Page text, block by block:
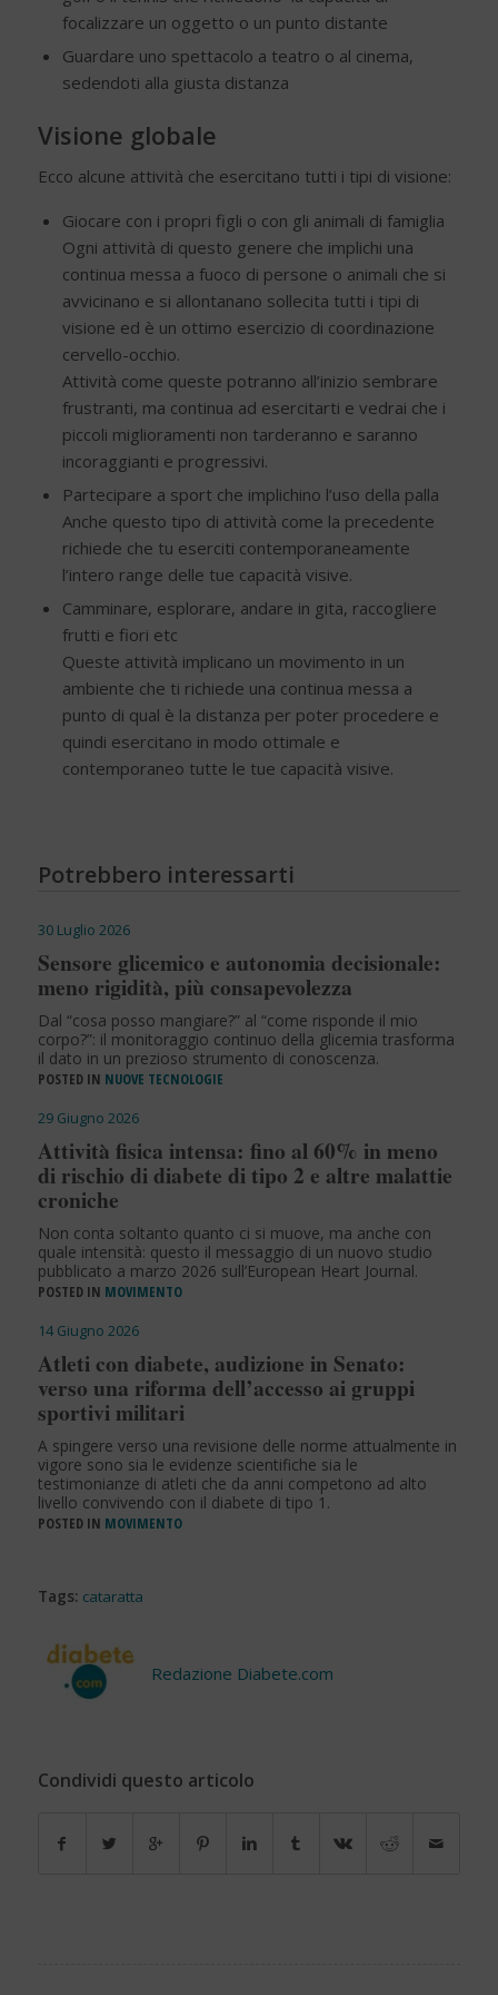
focalizzare un oggetto o un punto distante
Guardare uno spettacolo a teatro o al cinema,
sedendoti alla giusta distanza
Visione globale
Ecco alcune attività che esercitano tutti i tipi di visione:
Giocare con i propri figli o con gli animali di famiglia
Ogni attività di questo genere che implichi una
continua messa a fuoco di persone o animali che si
avvicinano e si allontanano sollecita tutti i tipi di
visione ed è un ottimo esercizio di coordinazione
cervello-occhio.
Attività come queste potranno all’inizio sembrare
frustranti, ma continua ad esercitarti e vedrai che i
piccoli miglioramenti non tarderanno e saranno
incoraggianti e progressivi.
Partecipare a sport che implichino l’uso della palla
Anche questo tipo di attività come la precedente
richiede che tu eserciti contemporaneamente
l’intero range delle tue capacità visive.
Camminare, esplorare, andare in gita, raccogliere
frutti e fiori etc
Queste attività implicano un movimento in un
ambiente che ti richiede una continua messa a
punto di qual è la distanza per poter procedere e
quindi esercitano in modo ottimale e
contemporaneo tutte le tue capacità visive.
Potrebbero interessarti
30 Luglio 2026
Sensore glicemico e autonomia decisionale:
meno rigidità, più consapevolezza
Dal “cosa posso mangiare?” al “come risponde il mio
corpo?”: il monitoraggio continuo della glicemia trasforma
il dato in un prezioso strumento di conoscenza.
POSTED IN NUOVE TECNOLOGIE
29 Giugno 2026
Attività fisica intensa: fino al 60% in meno
di rischio di diabete di tipo 2 e altre malattie
croniche
Non conta soltanto quanto ci si muove, ma anche con
quale intensità: questo il messaggio di un nuovo studio
pubblicato a marzo 2026 sull’European Heart Journal.
POSTED IN MOVIMENTO
14 Giugno 2026
Atleti con diabete, audizione in Senato:
verso una riforma dell’accesso ai gruppi
sportivi militari
A spingere verso una revisione delle norme attualmente in
vigore sono sia le evidenze scientifiche sia le
testimonianze di atleti che da anni competono ad alto
livello convivendo con il diabete di tipo 1.
POSTED IN MOVIMENTO
Tags: cataratta
Redazione Diabete.com
Condividi questo articolo